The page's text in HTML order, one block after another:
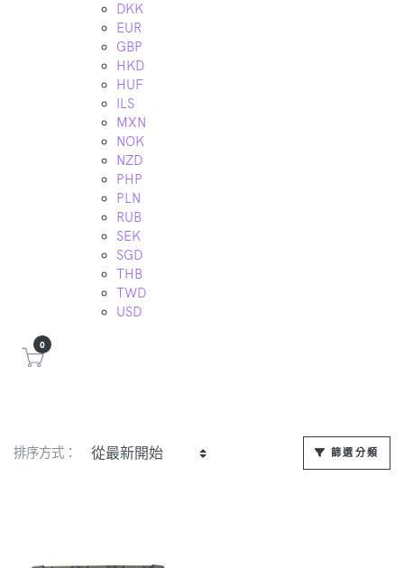
DKK
EUR
GBP
HKD
HUF
ILS
MXN
NOK
NZD
PHP
PLN
RUB
SEK
SGD
THB
TWD
USD
0
排序方式： 篩選分類